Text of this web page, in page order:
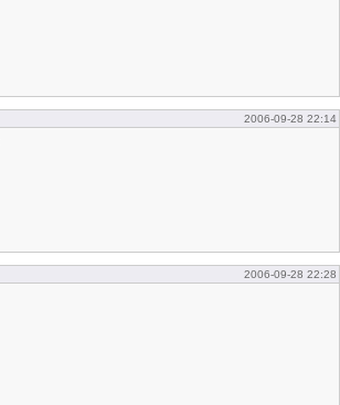
2006-09-28 22:14
2006-09-28 22:28